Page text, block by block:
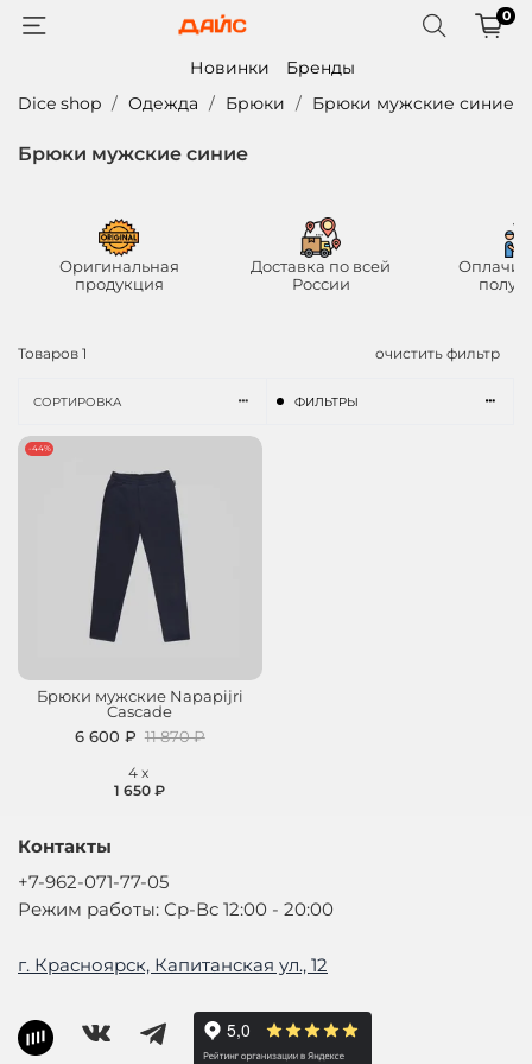
0
Новинки
Бренды
Dice shop
Одежда Брюки Брюки мужские синие
Брюки мужские синие
Оригинальная
продукция
Доставка по всей
России
Товаров 1 очистить фильтр
СОРТИРОВКА ФИЛЬТРЫ
-44%
Брюки мужские Napapijri
Cascade
6 600 ₽ 11 870 ₽
4x
1 650 ₽
Контакты
+7-962-071-77-05
Режим работы: Ср-Вс 12:00 - 20:00
г. Красноярск, Капитанская ул., 12